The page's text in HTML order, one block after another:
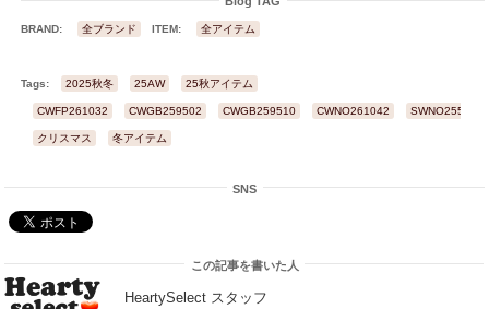
BRAND: 全ブランド ITEM: 全アイテム
Tags: 2025秋冬 25AW 25秋アイテム
CWFP261032 CWGB259502 CWGB259510 CWNO261042 SWNO255013
クリスマス 冬アイテム
SNS
この記事を書いた人
HeartySelect スタッフ